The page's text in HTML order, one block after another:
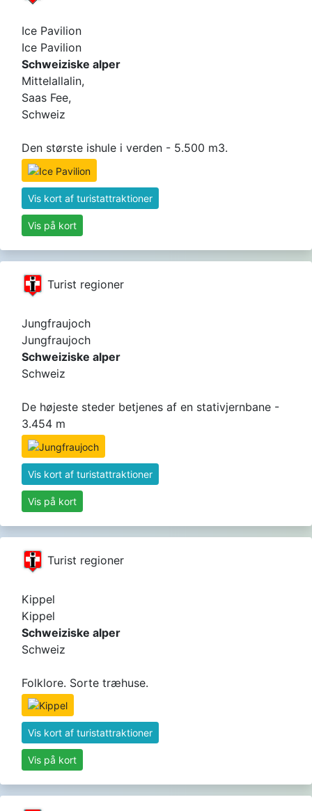
Ice Pavilion
Ice Pavilion
Schweiziske alper
Mittelallalin,
Saas Fee,
Schweiz
Den største ishule i verden - 5.500 m3.
Vis kort af turistattraktioner
Vis på kort
Turist regioner
Jungfraujoch
Jungfraujoch
Schweiziske alper
Schweiz
De højeste steder betjenes af en stativjernbane -
3.454 m
Vis kort af turistattraktioner
Vis på kort
Turist regioner
Kippel
Kippel
Schweiziske alper
Schweiz
Folklore. Sorte træhuse.
Vis kort af turistattraktioner
Vis på kort